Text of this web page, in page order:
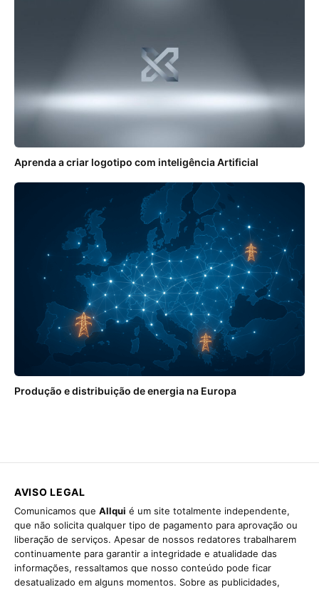
Aprenda a criar logotipo com inteligência Artificial
Produção e distribuição de energia na Europa
AVISO LEGAL
Comunicamos que Allqui é um site totalmente independente,
que não solicita qualquer tipo de pagamento para aprovação ou
liberação de serviços. Apesar de nossos redatores trabalharem
continuamente para garantir a integridade e atualidade das
informações, ressaltamos que nosso conteúdo pode ficar
desatualizado em alguns momentos. Sobre as publicidades,